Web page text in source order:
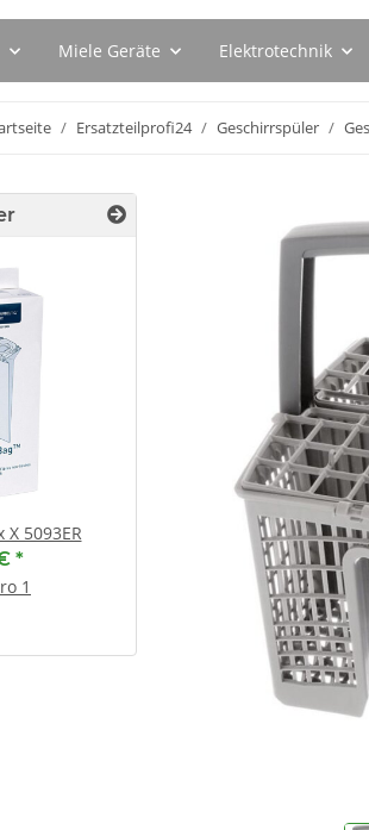
Miele Geräte Elektrotechnik
Ersatzteilprofi24 Geschirrspüler
X 5093ER
*
1
BSH
00312453
6,95 €*
1,16 € pro 1